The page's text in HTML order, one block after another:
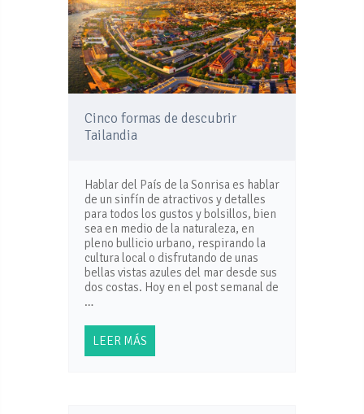
Cinco formas de descubrir
Tailandia
Hablar del País de la Sonrisa es hablar
de un sinfín de atractivos y detalles
para todos los gustos y bolsillos, bien
sea en medio de la naturaleza, en
pleno bullicio urbano, respirando la
cultura local o disfrutando de unas
bellas vistas azules del mar desde sus
dos costas. Hoy en el post semanal de
…
LEER MÁS